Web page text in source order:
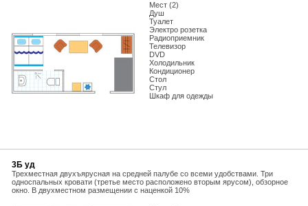
Мест (2)
Душ
Туалет
Электро розетка
Радиоприемник
Телевизор
DVD
Холодильник
Кондиционер
Стол
Стул
Шкаф для одежды
3Б уд
Трехместная двухъярусная на средней палубе со всеми удобствами. Три
односпальных кровати (третье место расположено вторым ярусом), обзорное
окно. В двухместном размещении с наценкой 10%